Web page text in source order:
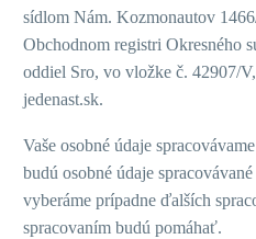
sídlom Nám. Kozmonautov
Obchodnom registri Okresného
oddiel Sro, vo vložke č. 42907/V
jedenast.sk.
Vaše osobné údaje
budú osobné údaje
vyberáme prípadne ďalších
spracovaním budú pomáhať.